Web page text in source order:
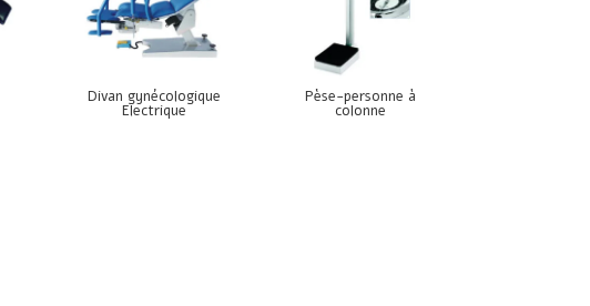
Divan gynécologique
Electrique
Pèse-personne à
colonne